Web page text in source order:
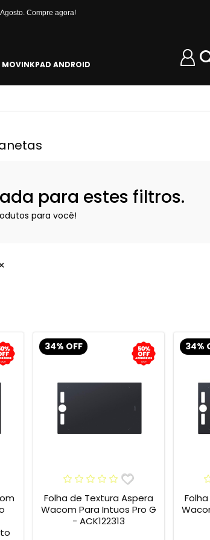
Compre agora!
MOVINKPAD ANDROID
para estes filtros.
para você!
34% OFF
Folha de Textura Aspera
Wacom Para Intuos Pro G
- ACK122313
34%